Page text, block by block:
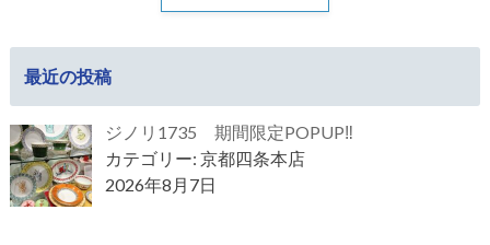
最近の投稿
ジノリ1735 期間限定POPUP‼
カテゴリー: 京都四条本店
2026年8月7日